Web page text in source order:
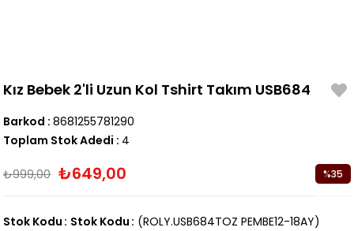
Kız Bebek 2'li Uzun Kol Tshirt Takım USB684
Barkod : 8681255781290
Toplam Stok Adedi : 4
₺999,00 ₺649,00 %35
(ROLY.USB684TOZ PEMBE12-18AY)
Stok Kodu Stok Kodu